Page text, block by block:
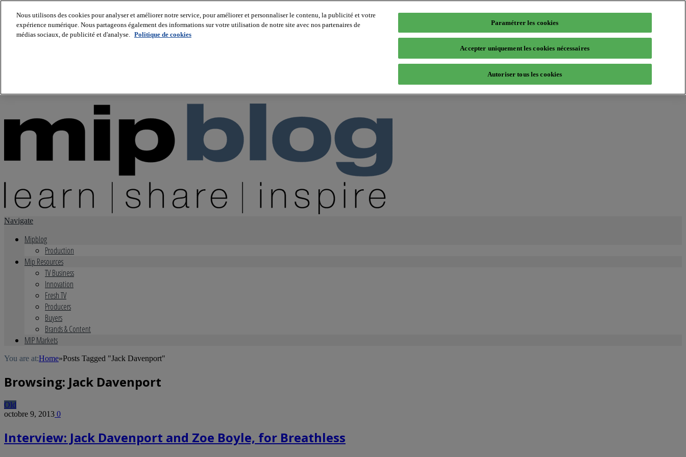
About us
Navigate
Mipblog
Production
Mip Resources
TV Business
Innovation
Fresh TV
Producers
Buyers
Brands & Content
MIP Markets
You are at:Home»Posts Tagged "Jack Davenport"
Browsing: Jack Davenport
Old
octobre 9, 2013 0
Interview: Jack Davenport and Zoe Boyle, for Breathless
Nous utilisons des cookies pour analyser et améliorer notre service, pour améliorer et personnaliser le contenu, la publicité et votre
expérience numérique. Nous partageons également des informations sur votre utilisation de notre site avec nos partenaires de
médias sociaux, de publicité et d'analyse. Politique de cookies
Paramétrer les cookies
Accepter uniquement les cookies nécessaires
Autoriser tous les cookies